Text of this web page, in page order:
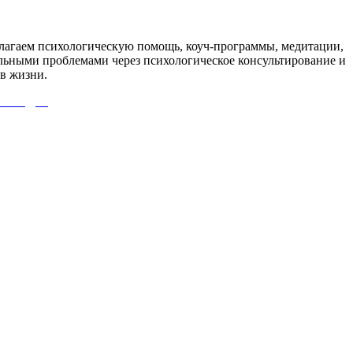
психологическую помощь, коуч-программы, медитации,
проблемами через психологическое консультирование и
жизни.